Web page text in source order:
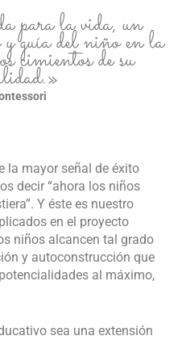
para la vida, un
guía del niño en la
cimientos de su
la mayor señal de éxito
decir “ahora los niños
Y éste es nuestro
en el proyecto
niños alcancen tal grado
y autoconstrucción que
al máximo,
sea una extensión